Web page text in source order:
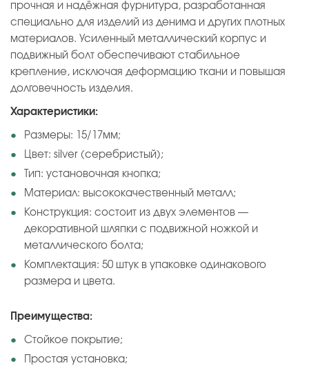
прочная и надёжная фурнитура, разработанная
специально для изделий из денима и других плотных
материалов. Усиленный металлический корпус и
подвижный болт обеспечивают стабильное
крепление, исключая деформацию ткани и повышая
долговечность изделия.
Характеристики:
Размеры: 15/17мм;
Цвет: silver (серебристый);
Тип: установочная кнопка;
Материал: высококачественный металл;
Конструкция: состоит из двух элементов —
декоративной шляпки с подвижной ножкой и
металлического болта;
Комплектация: 50 штук в упаковке одинакового
размера и цвета.
Преимущества:
Стойкое покрытие;
Простая установка;